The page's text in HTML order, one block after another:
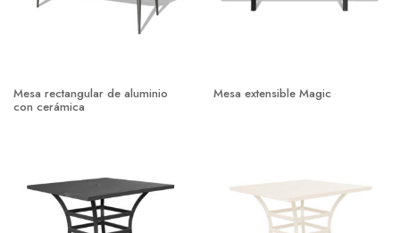
Mesa rectangular de aluminio
con cerámica
Mesa extensible Magic